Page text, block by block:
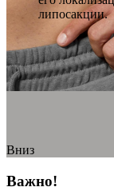
липосакции.
Вниз
Важно!